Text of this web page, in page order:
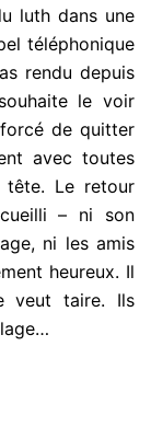
luth dans une
téléphonique
rendu depuis
le voir
de quitter
avec toutes
tête. Le retour
– ni son
ni les amis
heureux. Il
veut taire. Ils